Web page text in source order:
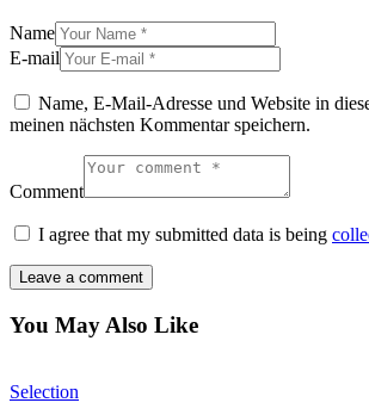
Name
E-mail
Name, E-Mail-Adresse und Website in
meinen nächsten Kommentar speichern.
Comment
I agree that my submitted data is being
You May Also Like
Selection